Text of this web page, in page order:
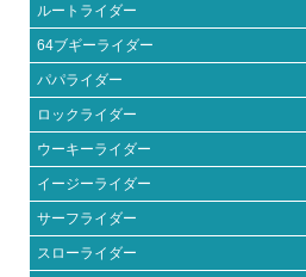
ルートライダー
64ブギーライダー
パパライダー
ロックライダー
ウーキーライダー
イージーライダー
サーフライダー
スローライダー